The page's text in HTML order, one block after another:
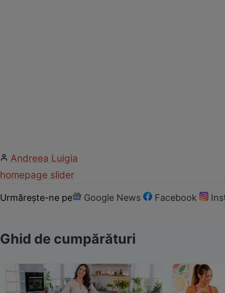
Andreea Luigia
homepage slider
Urmărește-ne pe Google News Facebook
Ghid de cumpărături